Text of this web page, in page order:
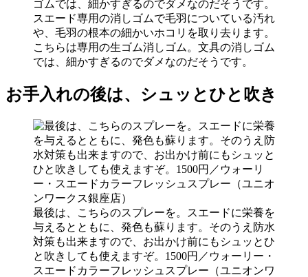
スエード専用の消しゴムで毛羽についている汚れ
や、毛羽の根本の細かいホコリを取り去ります。
こちらは専用の生ゴム消しゴム。文具の消しゴム
では、細かすぎるのでダメなのだそうです。
お手入れの後は、シュッとひと吹き
最後は、こちらのスプレーを。スエードに栄養を
与えるとともに、発色も蘇ります。そのうえ防水
対策も出来ますので、お出かけ前にもシュッとひ
と吹きしても使えますぞ。1500円／ウォーリー・
スエードカラーフレッシュスプレー（ユニオンワ